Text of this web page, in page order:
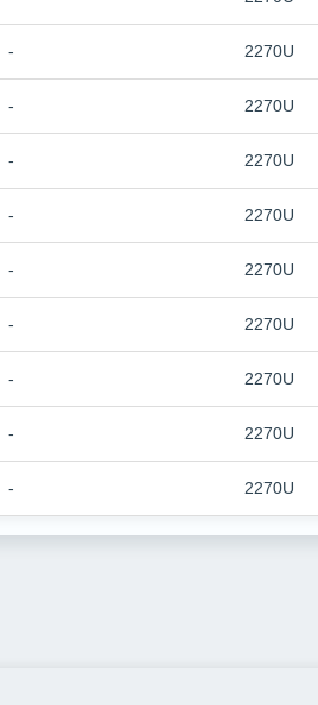
- 2270U
- 2270U
- 2270U
- 2270U
- 2270U
- 2270U
- 2270U
- 2270U
- 2270U